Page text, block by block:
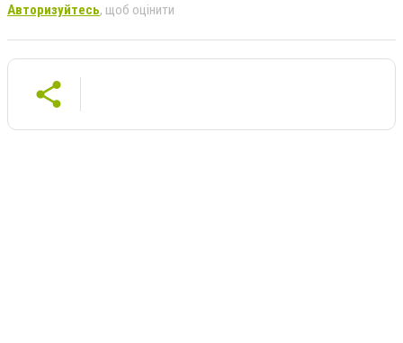
Авторизуйтесь, щоб оцінити